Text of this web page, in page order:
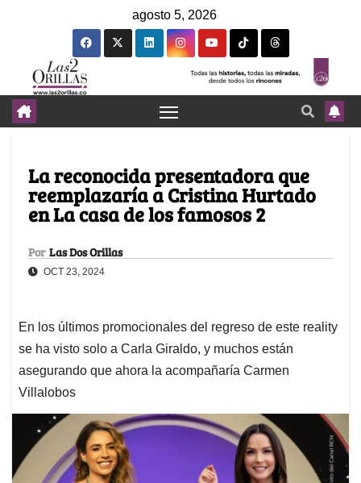
agosto 5, 2026
La reconocida presentadora que
reemplazaría a Cristina Hurtado
en La casa de los famosos 2
Por Las Dos Orillas
OCT 23, 2024
En los últimos promocionales del regreso de este reality
se ha visto solo a Carla Giraldo, y muchos están
asegurando que ahora la acompañaría Carmen
Villalobos